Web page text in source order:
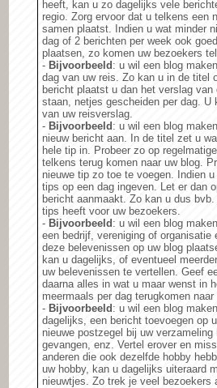
heeft, kan u zo dagelijks vele
regio. Zorg ervoor dat u telkens een
samen plaatst. Indien u wat minder
dag of 2 berichten per week ook
plaatsen, zo komen uw bezoekers
- Bijvoorbeeld: u wil een blog
dag van uw reis. Zo kan u in de titel
bericht plaatst u dan het verslag
staan, netjes gescheiden per dag. U
van uw reisverslag.
- Bijvoorbeeld: u wil een blog
nieuw bericht aan. In de titel zet u
hele tip in. Probeer zo op
telkens terug komen naar uw blog.
nieuwe tip zo toe te voegen. Indien
tips op een dag ingeven. Let er dan
bericht aanmaakt. Zo kan u dus
tips heeft voor uw bezoekers.
- Bijvoorbeeld: u wil een blog
een bedrijf, vereniging of
deze belevenissen op uw blog
kan u dagelijks, of eventueel
uw belevenissen te vertellen. Geef
daarna alles in wat u maar wenst in
meermaals per dag terugkomen
- Bijvoorbeeld: u wil een blog
dagelijks, een bericht toevoegen op
nieuwe postzegel bij uw
gevangen, enz. Vertel erover en
anderen die ook dezelfde hobby
uw hobby, kan u dagelijks uiteraard
nieuwtjes. Zo trek je veel bezoekers